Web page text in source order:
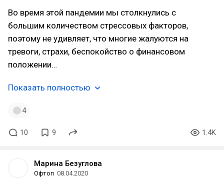
Во время этой пандемии мы столкнулись с
большим количеством стрессовых факторов,
поэтому не удивляет, что многие жалуются на
тревоги, страхи, беспокойство о финансовом
положении…
Показать полностью
4
10 9 1.4K
Марина Безуглова
Офтоп 08.04.2020